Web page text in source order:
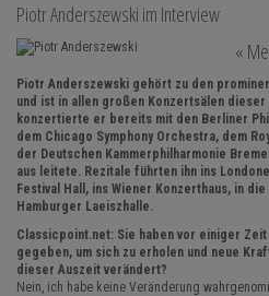
Piotr Anderszewski im Interview
«
Piotr Anderszewski gehört zu den
und ist in allen großen Konzertsälen
konzertierte er bereits mit den Berliner
dem Chicago Symphony Orchestra, dem
der Deutschen Kammerphilharmonie
aus leitete. Rezitale führten ihn ins
Festival Hall, ins Wiener Konzerthaus, in
Hamburger Laeiszhalle.
Classicpoint.net: Sie haben vor einiger
gegeben, um sich zu erholen und neue
dieser Auszeit verändert?
Nein, ich habe keine Veränderung